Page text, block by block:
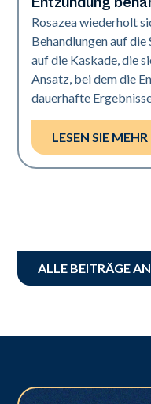
Rosazea wiederholt
Behandlungen auf
auf die Kaskade, die
Ansatz, bei dem die
dauerhafte
LESEN SIE MEHR
ALLE BEITRÄGE